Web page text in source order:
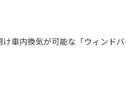
車内換気が可能な「ウィンドバ